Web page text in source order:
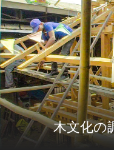
木文化の